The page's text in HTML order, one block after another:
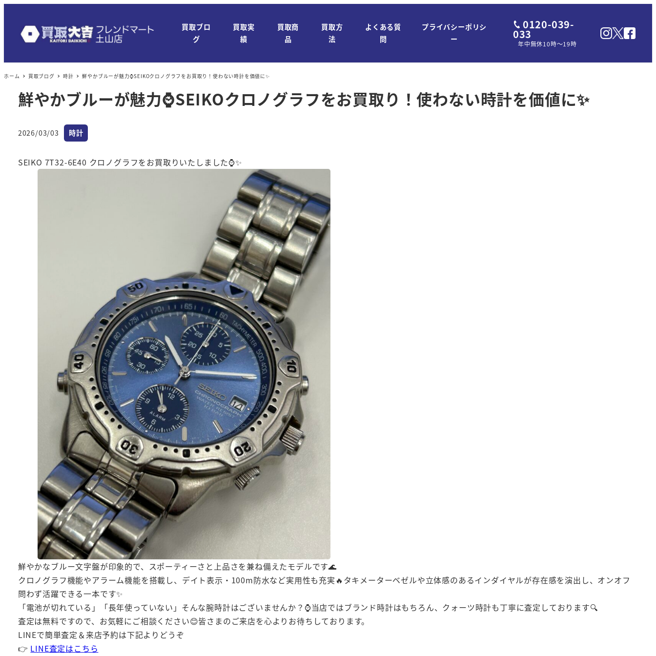
ン
テ
買取ブロ
グ
買取実
績
買取商
品
買取方
法
よくある質
問
プライバシーポリシ
ー
0120-039-
033
年中無休10時～19時
ホーム 買取ブログ 時計 鮮やかブルーが魅力⌚SEIKOクロノグラフをお買取り！使わない時計を価値に✨
鮮やかブルーが魅力⌚SEIKOクロノグラフをお買取り！使わない時計を価値に✨
投稿日
2026/03/03 カテゴリー
時計
SEIKO 7T32-6E40 クロノグラフをお買取りいたしました⌚✨
鮮やかなブルー文字盤が印象的で、スポーティーさと上品さを兼ね備えたモデルです🌊
クロノグラフ機能やアラーム機能を搭載し、デイト表示・100m防水など実用性も充実🔥タキメーターベゼルや立体感のあるインダイヤルが存在感を演出し、オンオフ
問わず活躍できる一本です✨
「電池が切れている」「長年使っていない」そんな腕時計はございませんか？⌚当店ではブランド時計はもちろん、クォーツ時計も丁寧に査定しております🔍
査定は無料ですので、お気軽にご相談ください😊皆さまのご来店を心よりお待ちしております。
LINEで簡単査定＆来店予約は下記よりどうぞ
👉 LINE査定はこちら